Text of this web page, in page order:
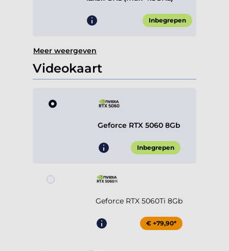
Inbegrepen
Meer weergeven
Videokaart
Geforce RTX 5060 8Gb
Inbegrepen
Geforce RTX 5060Ti 8Gb
€ +79,90*